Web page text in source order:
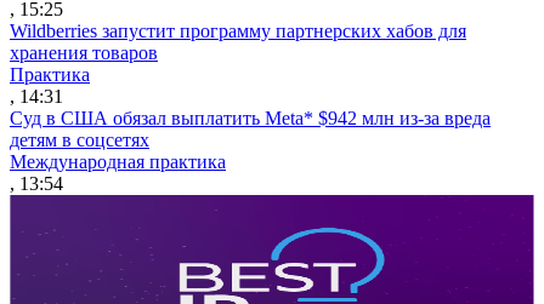
, 15:25
Wildberries запустит программу партнерских хабов для
хранения товаров
Практика
, 14:31
Суд в США обязал выплатить Meta* $942 млн из-за вреда
детям в соцсетях
Международная практика
, 13:54